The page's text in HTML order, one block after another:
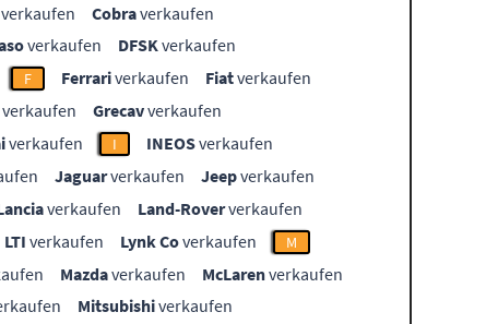
verkaufen Cobraverkaufen
verkaufen DFSKverkaufen
F Ferrariverkaufen Fiatverkaufen
verkaufen Grecavverkaufen
verkaufen I INEOSverkaufen
Jaguarverkaufen Jeepverkaufen
verkaufen Land-Roververkaufen
LTI verkaufen Lynk Coverkaufen M
Mazdaverkaufen McLarenverkaufen
Mitsubishiverkaufen